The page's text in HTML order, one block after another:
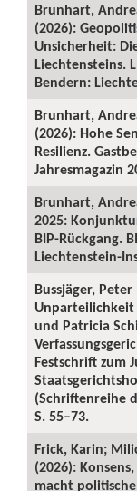
Brunhart,
(2026):
Unsicherheit:
Liechtensteins.
Bendern:
Brunhart,
(2026): Hohe
Resilienz.
Jahresmagazin
Brunhart,
2025:
BIP-Rückgang.
Liechtenstein-
Bussjäger,
Unparteilichkeit
und Patricia
Festschrift zum
(Schriftenreihe
S. 55–73.
Frick, Karin;
(2026):
macht